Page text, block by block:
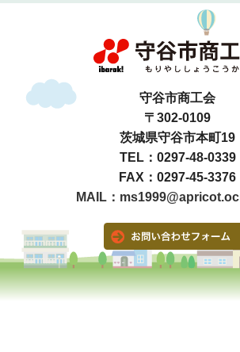
守谷市商工会
〒302-0109
茨城県守谷市本町19
TEL：0297-48-0339
FAX：0297-45-3376
MAIL：